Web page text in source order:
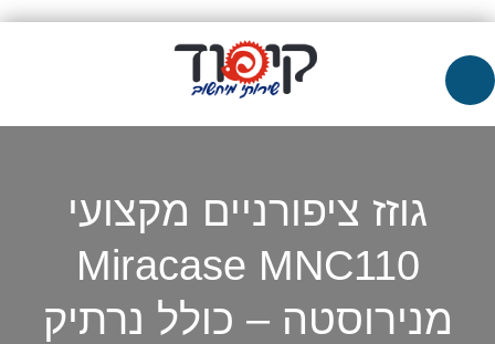
גוזז ציפורניים מקצועי
Miracase MNC110
מנירוסטה – כולל נרתיק